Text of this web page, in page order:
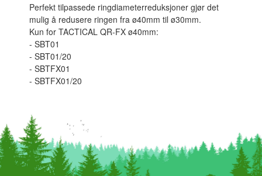
Perfekt tilpassede ringdiameterreduksjoner gjør det
mulig å redusere ringen fra ø40mm til ø30mm.
Kun for TACTICAL QR-FX ø40mm:
- SBT01
- SBT01/20
- SBTFX01
- SBTFX01/20